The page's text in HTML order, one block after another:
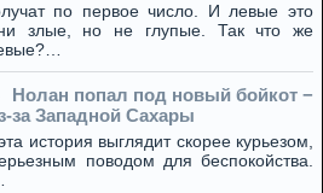
по первое число. И левые это
злые, но не глупые. Так что же
Нолан попал под новый бойкот −
Западной Сахары
история выглядит скорее курьезом,
поводом для беспокойства.